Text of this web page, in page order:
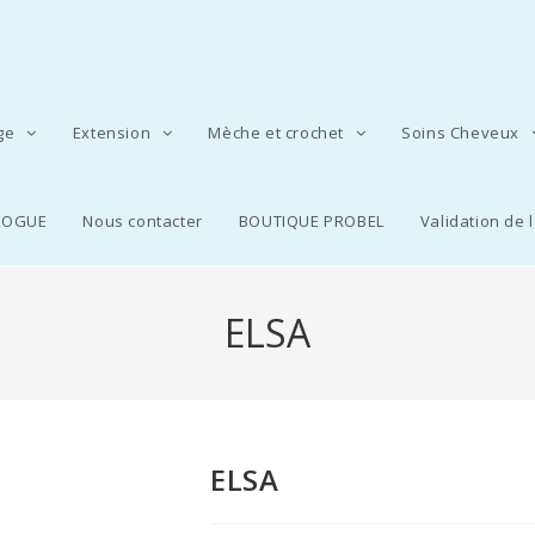
Extension Mèche et crochet Soins Cheveux
Nous contacter BOUTIQUE PROBEL Validation de
ELSA
ELSA